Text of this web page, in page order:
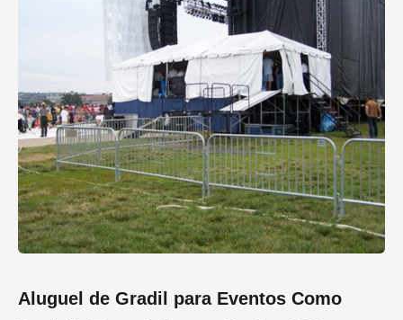
Aluguel de Gradil para Eventos Como